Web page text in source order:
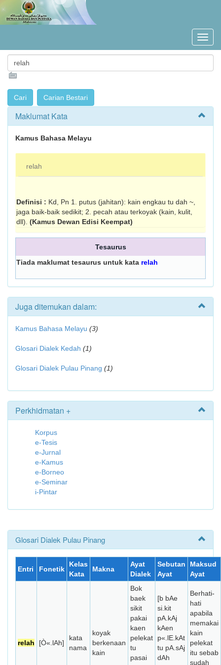
Maklumat Kata
Kamus Bahasa Melayu
relah
Definisi : Kd, Pn 1. putus (jahitan): kain engkau tu dah ~,
jaga baik-baik sedikit; 2. pecah atau terkoyak (kain, kulit,
dll). (Kamus Dewan Edisi Keempat)
Tesaurus
Tiada maklumat tesaurus untuk kata relah
Juga ditemukan dalam:
Kamus Bahasa Melayu (3)
Glosari Dialek Kedah (1)
Glosari Dialek Pulau Pinang (1)
Perkhidmatan +
Korpus
e-Tesis
e-Jurnal
e-Kamus
e-Borneo
e-Seminar
i-Pintar
Glosari Dialek Pulau Pinang
Entri Fonetik
Kelas
Kata
Makna
Ayat
Dialek
Sebutan
Ayat
Maksud
Ayat
relah [Ò«.lAh]
kata
nama
koyak
berkenaan
kain
Bok
baek
sikit
pakai
kaen
pelekat
tu
pasai
[b bAe
si.kit
pA.kAj
kAen
p«.lE.kAt
tu pA.sAj
dAh
Berhati-
hati
apabila
memakai
kain
pelekat
itu sebab
sudah